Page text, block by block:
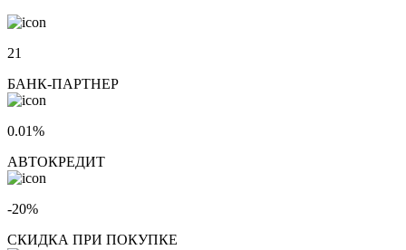
21
БАНК-ПАРТНЕР
0.01%
АВТОКРЕДИТ
-20%
СКИДКА ПРИ ПОКУПКЕ